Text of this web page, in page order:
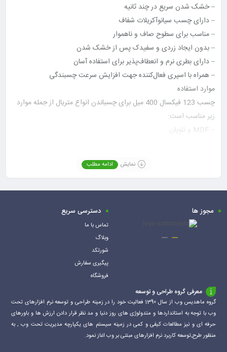
– خشک شدن سریع در چند ثانیه
– دارای چسب سیانوآکریلات شفاف
– مناسب برای سطوح صاف و ناهموار
– بدون ایجاد زردی و سفیدک پس از خشک شدن
– دارای بطری نرم و انعطاف‌پذیر برای استفاده آسان
– همراه با اسپری فعال‌کننده جهت افزایش سرعت چسبندگی
موارد استفاده
چسب 123 فیکسال 400 میل برای چسباندن انواع متریال از جمله موارد
زیر مناسب است:
– قطعات تزئینی و دکوراتیو
این محصول به‌خصوص در مواقعی که نیاز به اتصال فوری و استحکام بالا
وجود دارد، عملکرد بسیار مطلوبی ارائه می‌دهد.
– حجم چسب: 400 میل
– رنگ چسب: شفاف
– نوع بسته‌بندی: بطری انعطاف‌پذیر به همراه اسپری فعال‌کننده
– کشور سازنده: ایران
نمایش ادامه مطلب
مجوز ها دسترسی سریع
تماس با ما
وبلاگ
شورتکد
پیگیری سفارش
فروشگاه
معرفی گروه طراحی و توسعه
گروه ماهدیس وب از سال 1390 فعالیت خود را در زمینه طراحی و توسعه نرم افزارهای تحت
وب با توجه به استانداردها و متدولوژی های روز دنیا و مد نظر قرار دادن ارزش ها و باورهای
حرفه ای و نیز مطالعات کیفی و کمی در زمینه سیستم های یکپارچه مدیریت تحت وب , به
منظور طرح,توسعه کاربرد نرم افزارهای مبتنی بر وب اغاز نمود.